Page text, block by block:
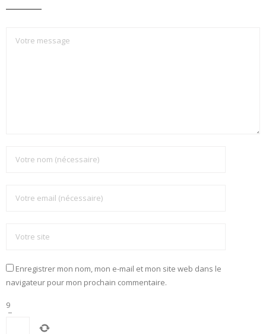
Enregistrer mon nom, mon e-mail et mon site web dans le
navigateur pour mon prochain commentaire.
9
−